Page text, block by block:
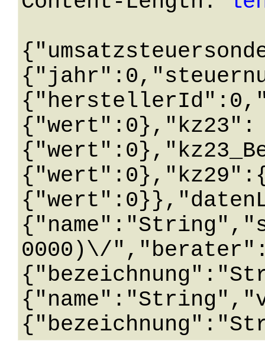
{"wert":0},"kz23":
0000)\/